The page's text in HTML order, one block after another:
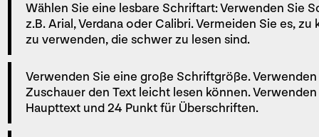
Wählen Sie eine lesbare Schriftart: Verwenden Sie
z.B. Arial, Verdana oder Calibri. Vermeiden Sie es,
zu verwenden, die schwer zu lesen sind.
Verwenden Sie eine große Schriftgröße.
Zuschauer den Text leicht lesen können.
Haupttext und 24 Punkt für Überschriften.